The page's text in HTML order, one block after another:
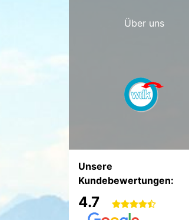
Über uns
Unsere
Kundebewertungen:
4.7